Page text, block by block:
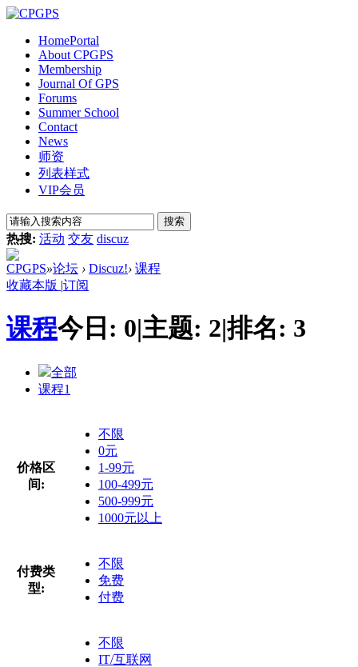
HomePortal
About CPGPS
Membership
Journal Of GPS
Forums
Summer School
Contact
News
师资
列表样式
VIP会员
搜索
热搜: 活动 交友 discuz
CPGPS»论坛 › Discuz!› 课程
收藏本版 |订阅
课程今日: 0|主题: 2|排名: 3
全部
课程1
价格区
间:
不限
0元
1-99元
100-499元
500-999元
1000元以上
付费类
型:
不限
免费
付费
不限
IT/互联网